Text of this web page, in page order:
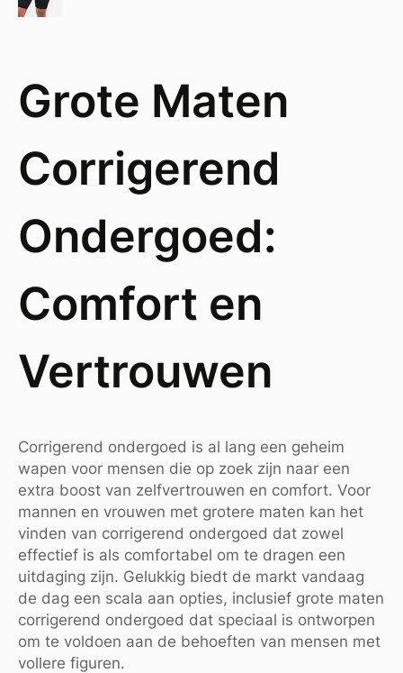
Grote Maten
Corrigerend
Ondergoed:
Comfort en
Vertrouwen
Corrigerend ondergoed is al lang een geheim
wapen voor mensen die op zoek zijn naar een
extra boost van zelfvertrouwen en comfort. Voor
mannen en vrouwen met grotere maten kan het
vinden van corrigerend ondergoed dat zowel
effectief is als comfortabel om te dragen een
uitdaging zijn. Gelukkig biedt de markt vandaag
de dag een scala aan opties, inclusief grote maten
corrigerend ondergoed dat speciaal is ontworpen
om te voldoen aan de behoeften van mensen met
vollere figuren.